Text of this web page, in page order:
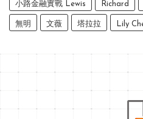
小路金融實戰 Lewis Richard
無明 文薇 塔拉拉 Lily